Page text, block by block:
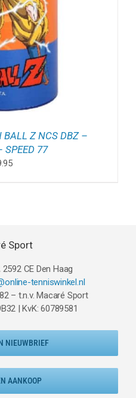
BALL Z NCS DBZ –
SPEED 77
Sport
CE Den Haag
tenniswinkel.nl
– t.n.v. Macaré Sport
| KvK: 60789581
NIEUWBRIEF
AANKOOP